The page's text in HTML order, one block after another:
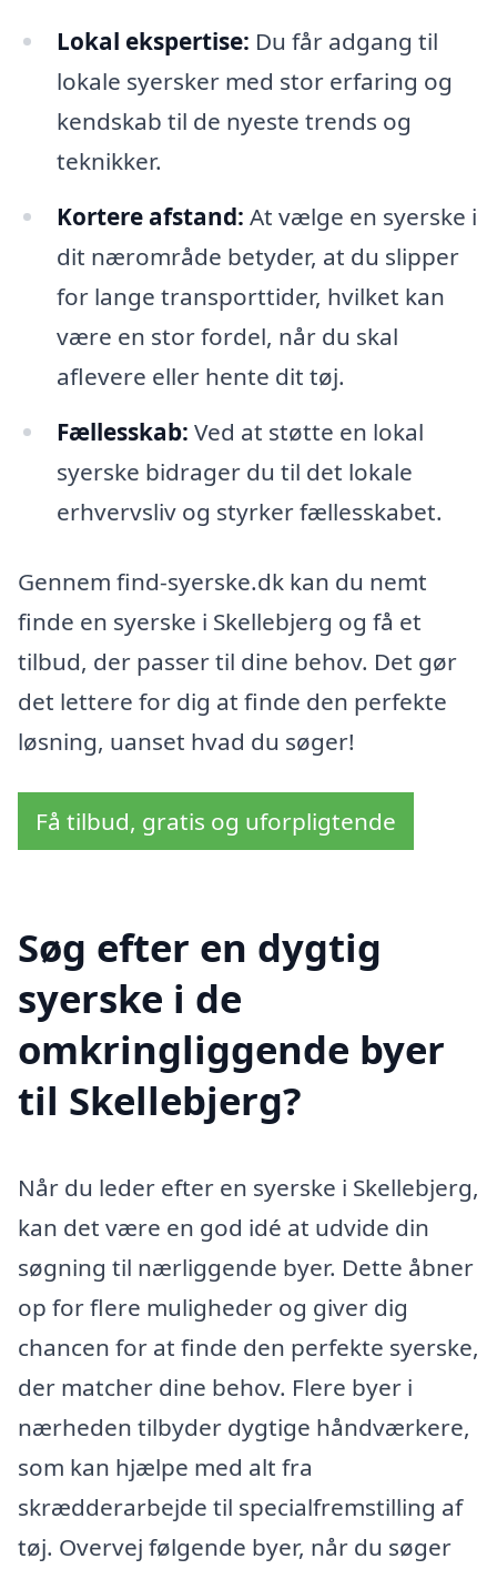
Lokal ekspertise: Du får adgang til
lokale syersker med stor erfaring og
kendskab til de nyeste trends og
teknikker.
Kortere afstand: At vælge en syerske i
dit nærområde betyder, at du slipper
for lange transporttider, hvilket kan
være en stor fordel, når du skal
aflevere eller hente dit tøj.
Fællesskab: Ved at støtte en lokal
syerske bidrager du til det lokale
erhvervsliv og styrker fællesskabet.
Gennem find-syerske.dk kan du nemt
finde en syerske i Skellebjerg og få et
tilbud, der passer til dine behov. Det gør
det lettere for dig at finde den perfekte
løsning, uanset hvad du søger!
Få tilbud, gratis og uforpligtende
Søg efter en dygtig
syerske i de
omkringliggende byer
til Skellebjerg?
Når du leder efter en syerske i Skellebjerg,
kan det være en god idé at udvide din
søgning til nærliggende byer. Dette åbner
op for flere muligheder og giver dig
chancen for at finde den perfekte syerske,
der matcher dine behov. Flere byer i
nærheden tilbyder dygtige håndværkere,
som kan hjælpe med alt fra
skrædderarbejde til specialfremstilling af
tøj. Overvej følgende byer, når du søger